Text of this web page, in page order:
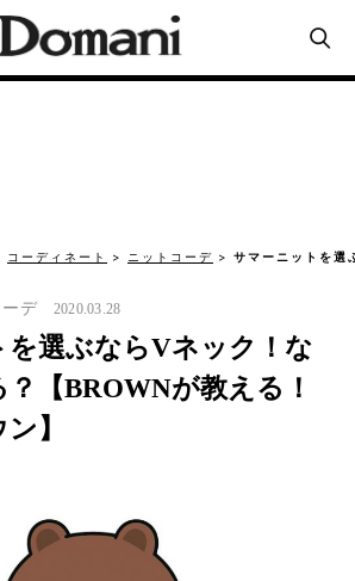
コーディネート ニットコーデ サマーニットを選
デ 2020.03.28
を選ぶならVネック！な
【BROWNが教える！
】